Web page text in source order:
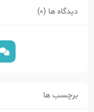
دیدگاه ها (0)
برچسب ها